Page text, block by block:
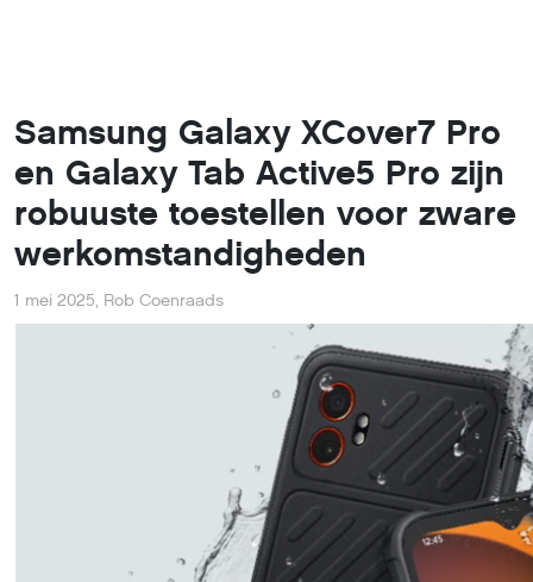
Samsung Galaxy XCover7 Pro
en Galaxy Tab Active5 Pro zijn
robuuste toestellen voor zware
werkomstandigheden
1 mei 2025, Rob Coenraads